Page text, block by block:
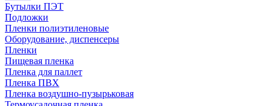
Бутылки ПЭТ
Подложки
Пленки полиэтиленовые
Оборудование, диспенсеры
Пленки
Пищевая пленка
Пленка для паллет
Пленка ПВХ
Пленка воздушно-пузырьковая